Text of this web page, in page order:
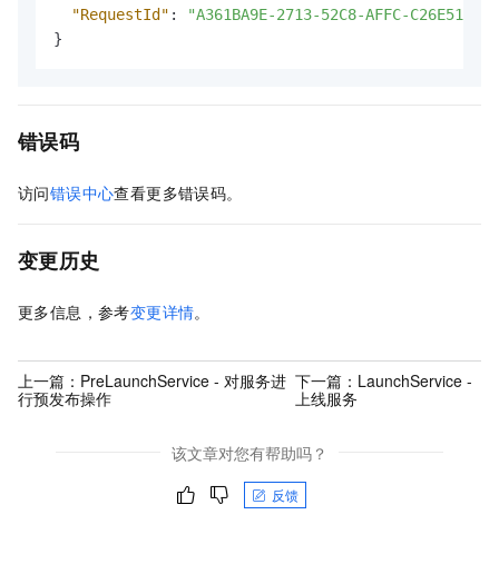
"RequestId" :
"A361BA9E-2713-52C8-AFFC-
}
错误码
访问错误中心查看更多错误码。
变更历史
更多信息，参考变更详情。
上一篇： PreLaunchService - 对服务进
行预发布操作
下一篇： LaunchService -
上线服务
该文章对您有帮助吗？
反馈